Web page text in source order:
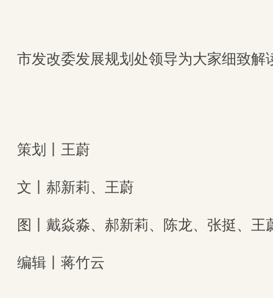
市发改委发展规划处领导为大家细致解
策划丨王蔚
文丨郝新莉、王蔚
图丨戴焱淼、郝新莉、陈龙、张挺、王
编辑丨蒋竹云